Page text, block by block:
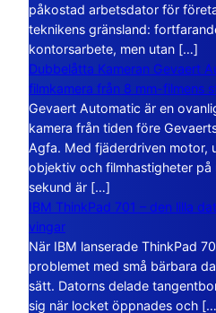
påkostad arbetsdator för
teknikens gränsland:
kontorsarbete, men utan […]
Dubbelåtta Kameran Gevaert
filmkamera från 8 mm-filmens
Gevaert Automatic är en
kamera från tiden före
Agfa. Med fjäderdriven motor,
objektiv och filmhastigheter
sekund är […]
IBM ThinkPad 701 – den lilla
vingar
När IBM lanserade ThinkPad
problemet med små bärbara
sätt. Datorns delade
sig när locket öppnades och